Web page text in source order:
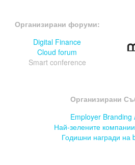
Организирани форуми:
Digital Finance
Cloud forum
Smart conference
Организирани
Employer Branding
Най-зелените
Годишни награди на